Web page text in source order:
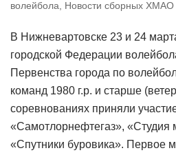
волейбола, Новости сборных ХМАО
В Нижневартовске 23 и 24
городской Федерации
Первенства города по
команд 1980 г.р. и старше
соревнованиях приняли
«Самотлорнефтегаз», «Студия
«Спутники буровика». Первое